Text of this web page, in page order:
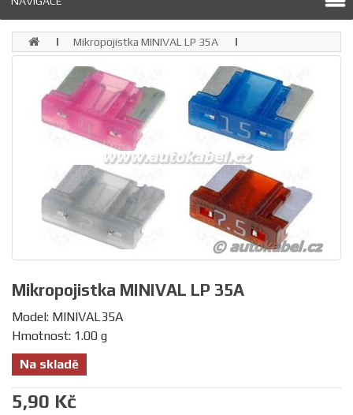
Mikropojistka MINIVAL LP 35A
Mikropojistka MINIVAL LP 35A
Model: MINIVAL35A
Hmotnost: 1.00 g
Na skladě
5,90 Kč